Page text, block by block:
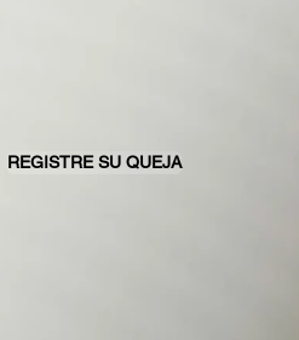
REGISTRE SU QUEJA